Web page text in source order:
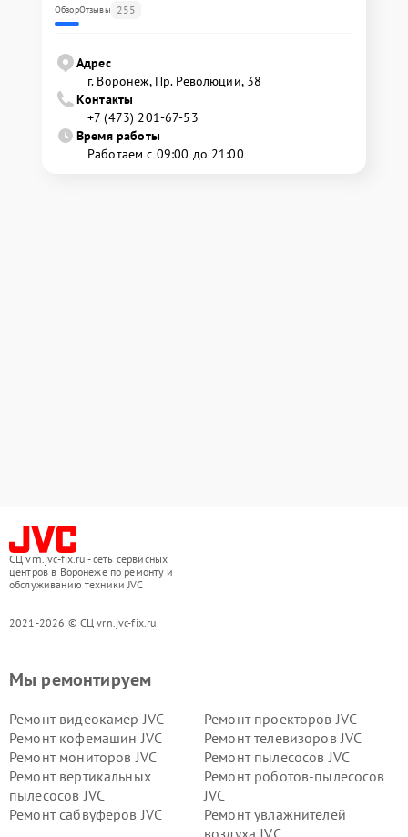
ОбзорОтзывы 255
Адрес
г. Воронеж, Пр. Революции, 38
Контакты
+7 (473) 201-67-53
Время работы
Работаем с 09:00 до 21:00
СЦ vrn.jvc-fix.ru - сеть сервисных
центров в Воронеже по ремонту и
обслуживанию техники JVC
2021-2026 © СЦ vrn.jvc-fix.ru
Мы ремонтируем
Ремонт видеокамер JVC
Ремонт проекторов JVC
Ремонт кофемашин JVC
Ремонт телевизоров JVC
Ремонт мониторов JVC
Ремонт пылесосов JVC
Ремонт вертикальных
пылесосов JVC
Ремонт роботов-пылесосов
JVC
Ремонт сабвуферов JVC
Ремонт увлажнителей
воздуха JVC